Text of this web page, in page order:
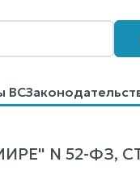
ВС
N 52-ФЗ,